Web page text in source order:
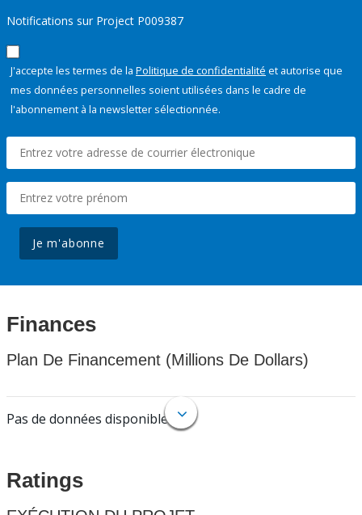
Notifications sur Project P009387
J'accepte les termes de la Politique de confidentialité et autorise que
mes données personnelles soient utilisées dans le cadre de
l'abonnement à la newsletter sélectionnée.
Je m'abonne
Finances
Plan De Financement (Millions De Dollars)
Pas de données disponibles.
Ratings